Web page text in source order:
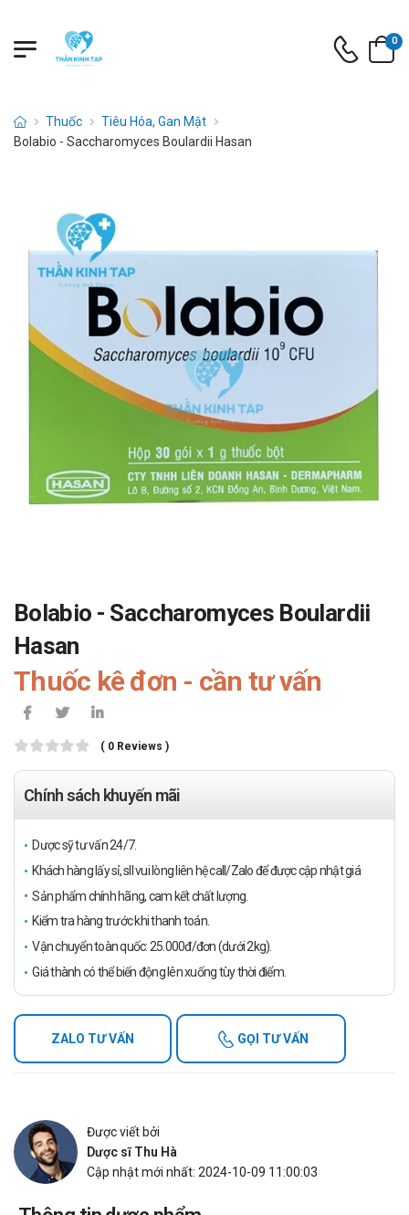
0
Thuốc
Tiêu Hóa, Gan Mật
Bolabio - Saccharomyces Boulardii Hasan
Bolabio - Saccharomyces Boulardii
Hasan
Thuốc kê đơn - cần tư vấn
( 0 Reviews )
Chính sách khuyến mãi
Dược sỹ tư vấn 24/7.
Khách hàng lấy sỉ, sll vui lòng liên hệ call/Zalo để được cập nhật giá
Sản phẩm chính hãng, cam kết chất lượng.
Kiểm tra hàng trước khi thanh toán.
Vận chuyển toàn quốc: 25.000đ/đơn (dưới 2kg).
Giá thành có thể biến động lên xuống tùy thời điểm.
ZALO TƯ VẤN GỌI TƯ VẤN
Được viết bởi
Dược sĩ Thu Hà
Cập nhật mới nhất: 2024-10-09 11:00:03